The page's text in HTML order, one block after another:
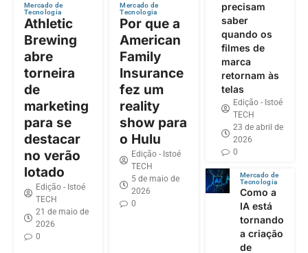
Mercado de
Tecnologia
Athletic
Brewing
abre
torneira
de
marketing
para se
destacar
no verão
lotado
Edição - Istoé
TECH
21 de maio de
2026
0
Mercado de
Tecnologia
Por que a
American
Family
Insurance
fez um
reality
show para
o Hulu
Edição - Istoé
TECH
5 de maio de
2026
0
precisam
saber
quando os
filmes de
marca
retornam às
telas
Edição - Istoé
TECH
23 de abril de
2026
0
Mercado de
Tecnologia
Como a
IA está
tornando
a criação
de